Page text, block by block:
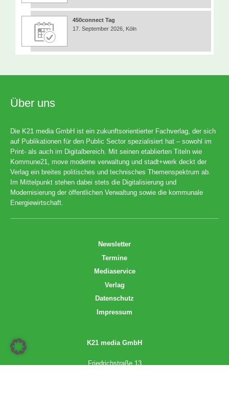
450connect Tag
17. September 2026, Köln
Über uns
Die K21 media GmbH ist ein zukunftsorientierter Fachverlag, der sich
auf Publikationen für den Public Sector spezialisiert hat – sowohl im
Print- als auch im Digitalbereich. Mit seinen etablierten Titeln wie
Kommune21, move moderne verwaltung und stadt+werk deckt der
Verlag ein breites politisches und technisches Themenspektrum ab.
Im Mittelpunkt stehen dabei stets die Digitalisierung und
Modernisierung der öffentlichen Verwaltung sowie die kommunale
Energiewirtschaft.
Newsletter
Termine
Mediaservice
Verlag
Datenschutz
Impressum
K21 media GmbH
Friedrichstraße 13